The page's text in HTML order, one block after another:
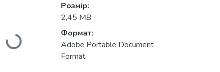
Вантажиться...
Розмір:
2,45 MB
Формат:
Adobe Portable Document
Format